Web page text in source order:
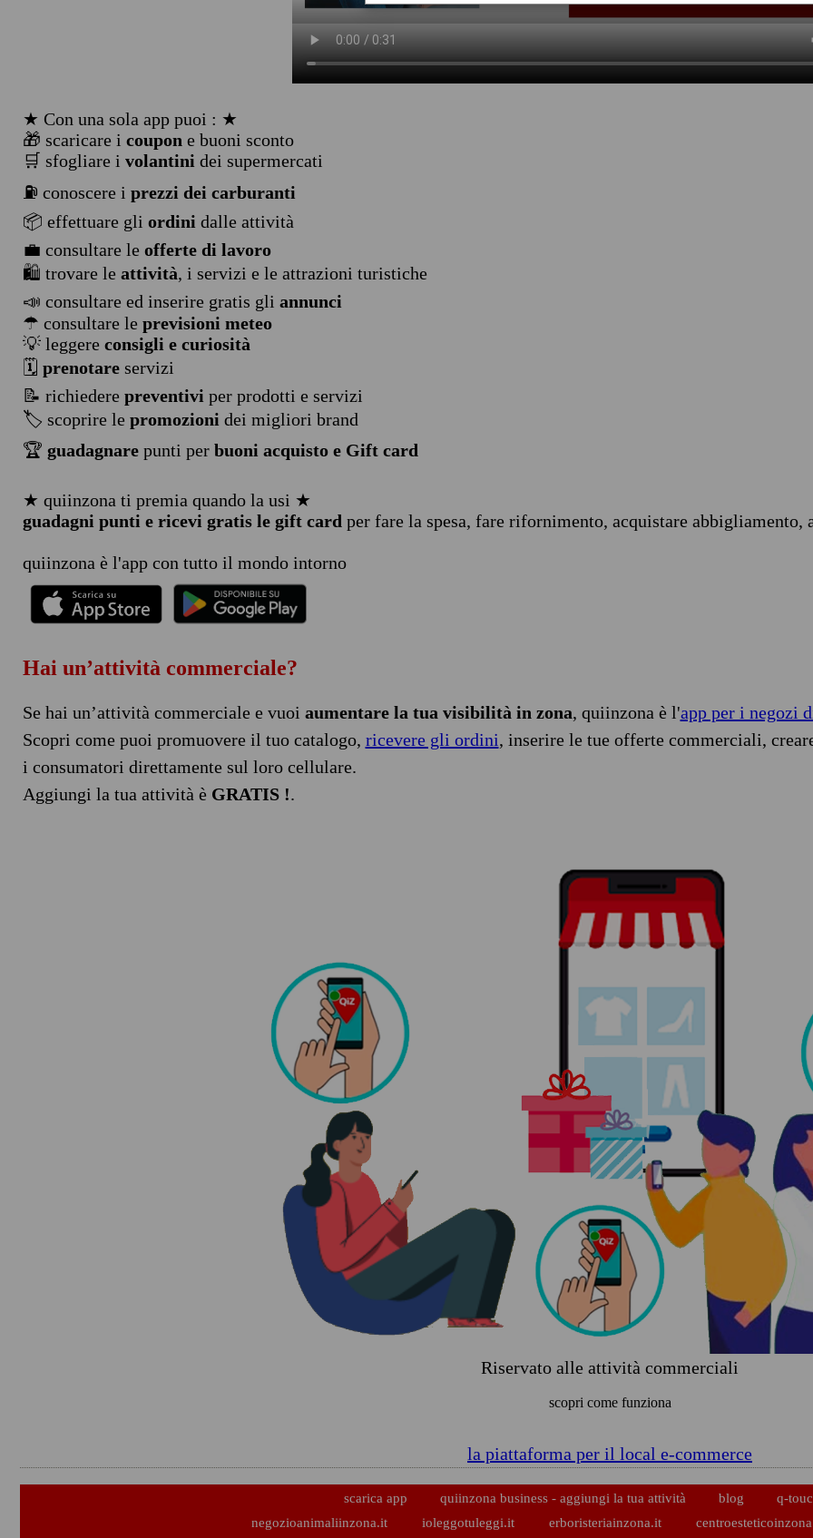
★ Con una sola app puoi : ★
🎁 scaricare i coupon e buoni sconto
🛒 sfogliare i volantini dei supermercati
⛽ conoscere i prezzi dei carburanti
📦 effettuare gli ordini dalle attività
💼 consultare le offerte di lavoro
🛍️ trovare le attività, i servizi e le attrazioni turistiche
📣 consultare ed inserire gratis gli annunci
☂ consultare le previsioni meteo
💡 leggere consigli e curiosità
🗓️ prenotareservizi
📝 richiedere preventivi per prodotti e servizi
🏷️ scoprire le promozioni dei migliori brand
🏆 guadagnarepunti per buoni acquisto e Gift card
★ quiinzona ti premia quando la usi ★
guadagni punti e ricevi gratis le gift card per fare la spesa, fare rifornimento, acquistare abbigliamento,
quiinzona è l'app con tutto il mondo intorno
Hai un’attività commerciale?
Se hai un’attività commerciale e vuoi aumentare la tua visibilità in zona, quiinzona è l'app per i negozi
Scopri come puoi promuovere il tuo catalogo, ricevere gli ordini, inserire le tue offerte commerciali,
i consumatori direttamente sul loro cellulare.
Aggiungi la tua attività è GRATIS !.
Riservato alle attività commerciali
scopri come funziona
la piattaforma per il local e-commerce
scarica app quiinzona business - aggiungi la tua attività blog
q-
negozioanimaliinzona.it
ioleggotuleggi.it erboristeriainzona.it